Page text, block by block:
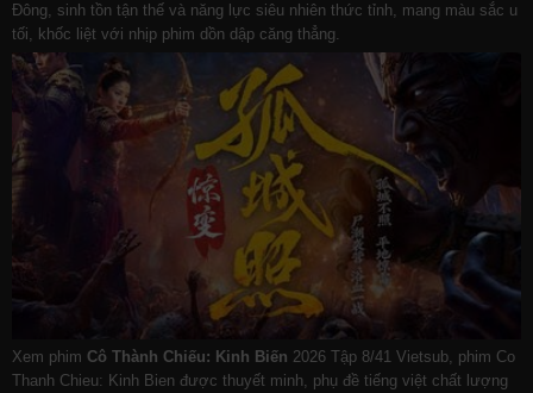
Đông, sinh tồn tận thế và năng lực siêu nhiên thức tỉnh, mang màu sắc u
tối, khốc liệt với nhịp phim dồn dập căng thẳng.
Xem phim Cô Thành Chiếu: Kinh Biến 2026 Tập 8/41 Vietsub, phim Co
Thanh Chieu: Kinh Bien được thuyết minh, phụ đề tiếng việt chất lượng